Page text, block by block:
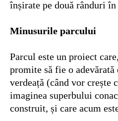
înșirate pe două rânduri
Minusurile parcului
Parcul este un proiect
promite să fie o adevărată
verdeață (când vor crește
imaginea superbului
construit, și care acum